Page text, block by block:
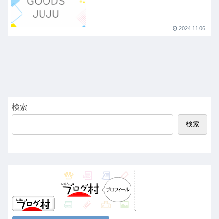
2024.11.06
検索
検索
.